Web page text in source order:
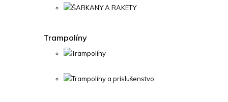
ŠARKANY A RAKETY
Trampolíny
Trampolíny
Trampolíny a príslušenstvo